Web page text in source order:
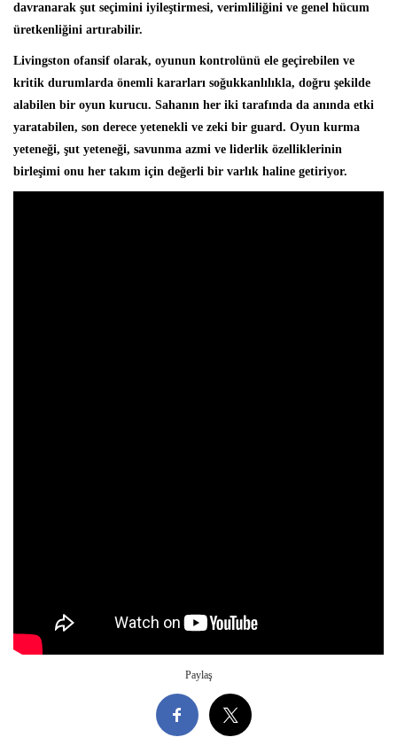
davranarak şut seçimini iyileştirmesi, verimliliğini ve genel hücum
üretkenliğini artırabilir.
Livingston ofansif olarak, oyunun kontrolünü ele geçirebilen ve
kritik durumlarda önemli kararları soğukkanlılıkla, doğru şekilde
alabilen bir oyun kurucu. Sahanın her iki tarafında da anında etki
yaratabilen, son derece yetenekli ve zeki bir guard. Oyun kurma
yeteneği, şut yeteneği, savunma azmi ve liderlik özelliklerinin
birleşimi onu her takım için değerli bir varlık haline getiriyor.
Paylaş